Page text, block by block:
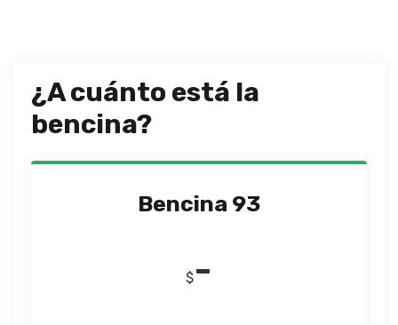
¿A cuánto está la
bencina?
Bencina 93
$-